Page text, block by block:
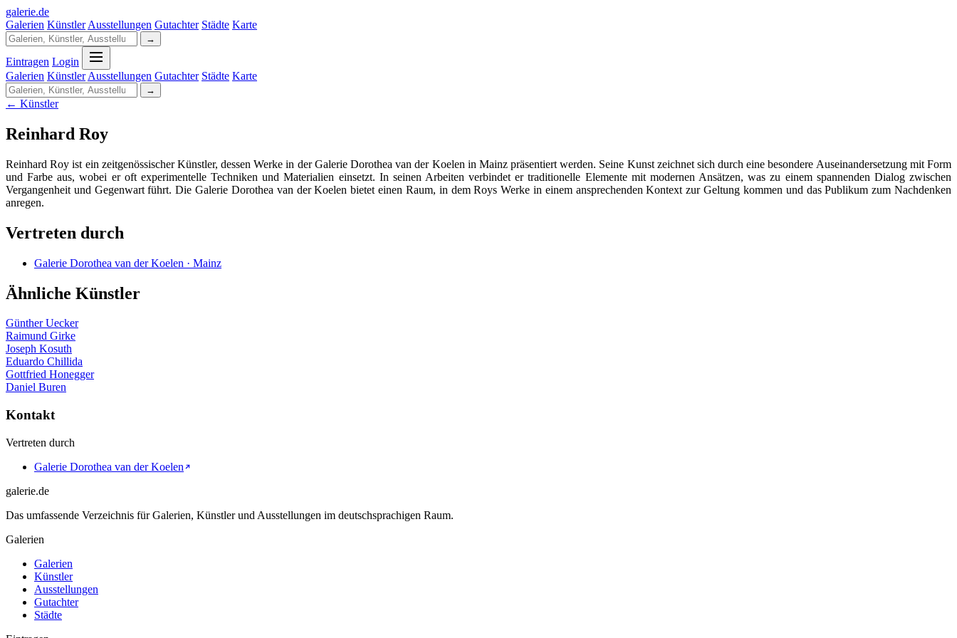
galerie.de
Galerien Künstler Ausstellungen Gutachter Städte Karte
→
Eintragen Login
Galerien Künstler Ausstellungen Gutachter Städte Karte
→
← Künstler
Reinhard Roy
Reinhard Roy ist ein zeitgenössischer Künstler, dessen Werke in der Galerie Dorothea van der Koelen in Mainz präsentiert werden. Seine Kunst zeichnet sich durch eine besondere Auseinandersetzung mit Form
und Farbe aus, wobei er oft experimentelle Techniken und Materialien einsetzt. In seinen Arbeiten verbindet er traditionelle Elemente mit modernen Ansätzen, was zu einem spannenden Dialog zwischen
Vergangenheit und Gegenwart führt. Die Galerie Dorothea van der Koelen bietet einen Raum, in dem Roys Werke in einem ansprechenden Kontext zur Geltung kommen und das Publikum zum Nachdenken
anregen.
Vertreten durch
Galerie Dorothea van der Koelen · Mainz
Ähnliche Künstler
Günther Uecker
Raimund Girke
Joseph Kosuth
Eduardo Chillida
Gottfried Honegger
Daniel Buren
Kontakt
Vertreten durch
Galerie Dorothea van der Koelen
galerie.de
Das umfassende Verzeichnis für Galerien, Künstler und Ausstellungen im deutschsprachigen Raum.
Galerien
Galerien
Künstler
Ausstellungen
Gutachter
Städte